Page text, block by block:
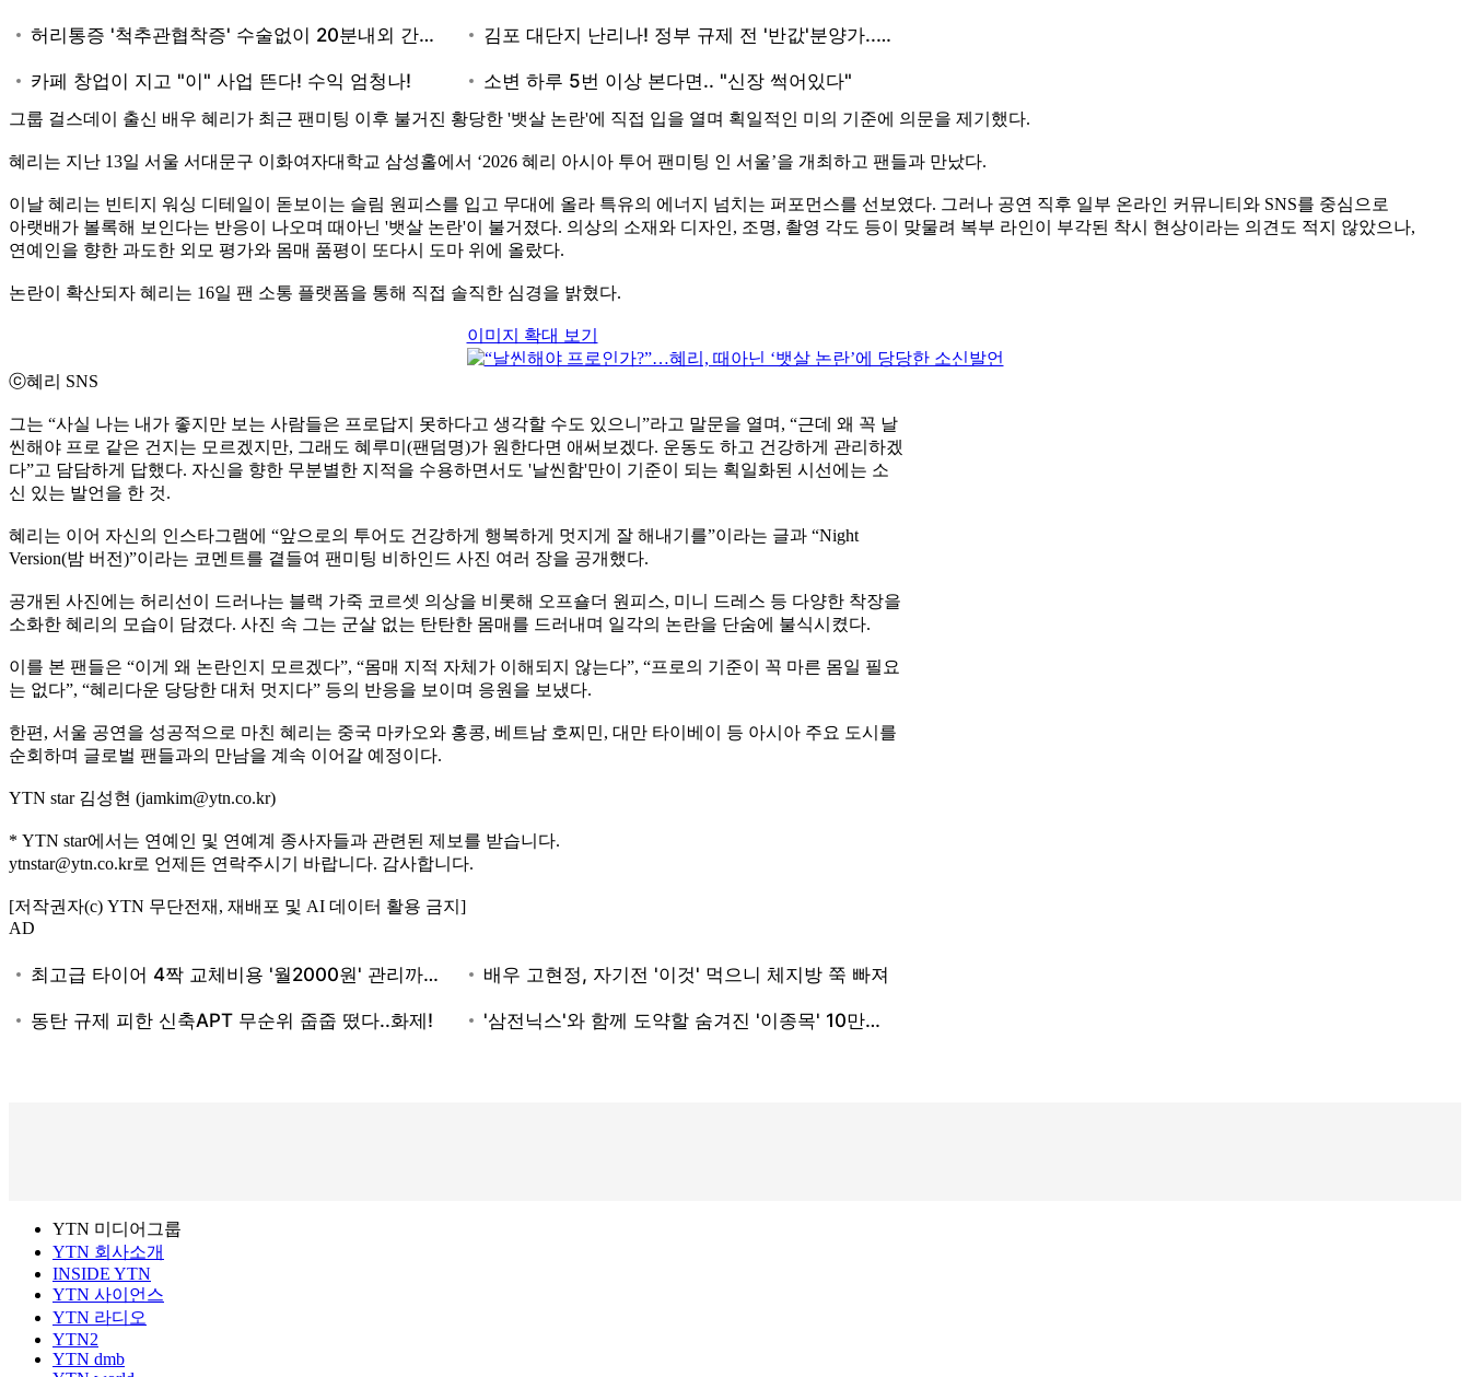
그룹 걸스데이 출신 배우 혜리가 최근 팬미팅 이후 불거진 황당한 '뱃살 논란'에 직접 입을 열며 획일적인 미의 기준에 의문을 제기했다.
혜리는 지난 13일 서울 서대문구 이화여자대학교 삼성홀에서 ‘2026 혜리 아시아 투어 팬미팅 인 서울’을 개최하고 팬들과 만났다.
이날 혜리는 빈티지 워싱 디테일이 돋보이는 슬림 원피스를 입고 무대에 올라 특유의 에너지 넘치는 퍼포먼스를 선보였다. 그러나 공연 직후 일부 온라인 커뮤니티와 SNS를 중심으로
아랫배가 볼록해 보인다는 반응이 나오며 때아닌 '뱃살 논란'이 불거졌다. 의상의 소재와 디자인, 조명, 촬영 각도 등이 맞물려 복부 라인이 부각된 착시 현상이라는 의견도 적지 않았으나,
연예인을 향한 과도한 외모 평가와 몸매 품평이 또다시 도마 위에 올랐다.
논란이 확산되자 혜리는 16일 팬 소통 플랫폼을 통해 직접 솔직한 심경을 밝혔다.
이미지 확대 보기
ⓒ혜리 SNS
그는 “사실 나는 내가 좋지만 보는 사람들은 프로답지 못하다고 생각할 수도 있으니”라고 말문을 열며, “근데 왜 꼭 날
씬해야 프로 같은 건지는 모르겠지만, 그래도 혜루미(팬덤명)가 원한다면 애써보겠다. 운동도 하고 건강하게 관리하겠
다”고 담담하게 답했다. 자신을 향한 무분별한 지적을 수용하면서도 '날씬함'만이 기준이 되는 획일화된 시선에는 소
신 있는 발언을 한 것.
혜리는 이어 자신의 인스타그램에 “앞으로의 투어도 건강하게 행복하게 멋지게 잘 해내기를”이라는 글과 “Night
Version(밤 버전)”이라는 코멘트를 곁들여 팬미팅 비하인드 사진 여러 장을 공개했다.
공개된 사진에는 허리선이 드러나는 블랙 가죽 코르셋 의상을 비롯해 오프숄더 원피스, 미니 드레스 등 다양한 착장을
소화한 혜리의 모습이 담겼다. 사진 속 그는 군살 없는 탄탄한 몸매를 드러내며 일각의 논란을 단숨에 불식시켰다.
이를 본 팬들은 “이게 왜 논란인지 모르겠다”, “몸매 지적 자체가 이해되지 않는다”, “프로의 기준이 꼭 마른 몸일 필요
는 없다”, “혜리다운 당당한 대처 멋지다” 등의 반응을 보이며 응원을 보냈다.
한편, 서울 공연을 성공적으로 마친 혜리는 중국 마카오와 홍콩, 베트남 호찌민, 대만 타이베이 등 아시아 주요 도시를
순회하며 글로벌 팬들과의 만남을 계속 이어갈 예정이다.
YTN star 김성현 (jamkim@ytn.co.kr)
* YTN star에서는 연예인 및 연예계 종사자들과 관련된 제보를 받습니다.
ytnstar@ytn.co.kr로 언제든 연락주시기 바랍니다. 감사합니다.
[저작권자(c) YTN 무단전재, 재배포 및 AI 데이터 활용 금지]
AD
YTN 미디어그룹
YTN 회사소개
INSIDE YTN
YTN 사이언스
YTN 라디오
YTN2
YTN dmb